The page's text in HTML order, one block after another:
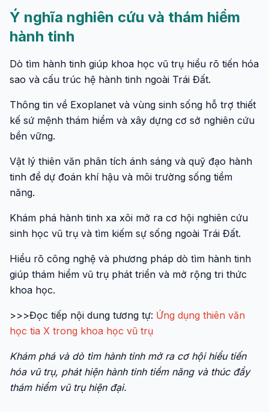
Ý nghĩa nghiên cứu và thám hiểm
hành tinh
Dò tìm hành tinh giúp khoa học vũ trụ hiểu rõ tiến hóa
sao và cấu trúc hệ hành tinh ngoài Trái Đất.
Thông tin về Exoplanet và vùng sinh sống hỗ trợ thiết
kế sứ mệnh thám hiểm và xây dựng cơ sở nghiên cứu
bền vững.
Vật lý thiên văn phân tích ánh sáng và quỹ đạo hành
tinh để dự đoán khí hậu và môi trường sống tiềm
năng.
Khám phá hành tinh xa xôi mở ra cơ hội nghiên cứu
sinh học vũ trụ và tìm kiếm sự sống ngoài Trái Đất.
Hiểu rõ công nghệ và phương pháp dò tìm hành tinh
giúp thám hiểm vũ trụ phát triển và mở rộng tri thức
khoa học.
>>>Đọc tiếp nội dung tương tự: Ứng dụng thiên văn
học tia X trong khoa học vũ trụ
Khám phá và dò tìm hành tinh mở ra cơ hội hiểu tiến
hóa vũ trụ, phát hiện hành tinh tiềm năng và thúc đẩy
thám hiểm vũ trụ hiện đại.